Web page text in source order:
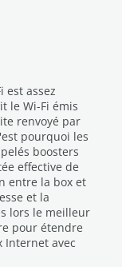
est assez
le Wi-Fi émis
renvoyé par
pourquoi les
boosters
effective de
entre la box et
et la
lors le meilleur
pour étendre
Internet avec